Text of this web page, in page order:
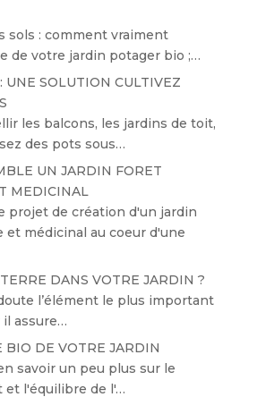
sols : comment vraiment
de votre jardin potager bio ;…
UNE SOLUTION CULTIVEZ
les balcons, les jardins de toit,
des pots sous…
UN JARDIN FORET
MEDICINAL
projet de création d'un jardin
médicinal au coeur d'une
DANS VOTRE JARDIN ?
l’élément le plus important
assure…
BIO DE VOTRE JARDIN
savoir un peu plus sur le
l'équilibre de l'…